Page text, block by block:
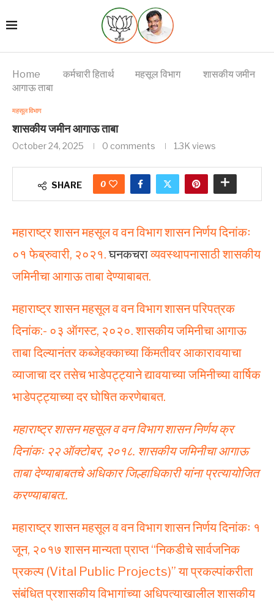
Home कर्मचारी हितार्थ महसूल विभाग
शासकीय जमीन
आगाऊ ताबा
महसूल विभाग
शासकीय जमीन आगाऊ ताबा
October 24, 2025 0 comments 1.3K views
SHARE 0
महाराष्ट्र शासन महसूल व वन विभाग शासन निर्णय दिनांकः
०१ फेब्रुवारी, २०२१.घनकचराव्यवस्थापनासाठी शासकीय
जमिनीचा आगाऊ ताबा देण्याबाबत.
महाराष्ट्र शासन महसूल व वन विभाग शासन परिपत्रक
दिनांक:- ०३ ऑगस्ट, २०२०. शासकीय जमिनीचा आगाऊ
ताबा दिल्यानंतर कब्जेहक्काच्या किंमतीवर आकारावयाचा
व्याजाचा दर तसेच भाडेपट्ट्याने द्यावयाच्या जमिनीच्या वार्षिक
भाडेपट्ट्याच्या दर घोषित करणेबाबत.
महाराष्ट्र शासन महसूल व वन विभाग शासन निर्णय क्र
दिनांकः २२ ऑक्टोबर, २०१८. शासकीय जमिनीचा आगाऊ
ताबा देण्याबाबतचे अधिकार जिल्हाधिकारी यांना प्रत्यायोजित
करण्याबाबत..
महाराष्ट्र शासन महसूल व वन विभाग शासन निर्णय दिनांकः १
जून, २०१७ शासन मान्यता प्राप्त “निकडीचे सार्वजनिक
प्रकल्प (Vital Public Projects)” या प्रकल्पांकरीता
संबंधित प्रशासकीय विभागांच्या अधिपत्याखालील शासकीय